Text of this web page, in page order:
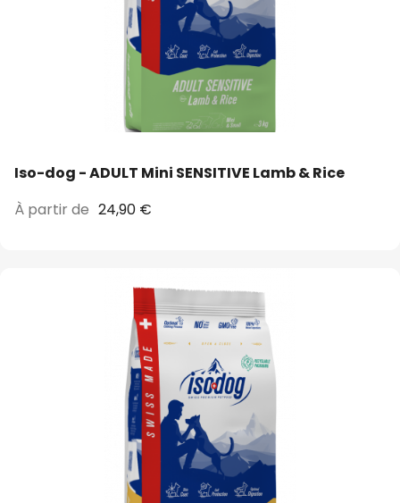
Iso-dog - ADULT Mini SENSITIVE Lamb & Rice
À partir de 24,90 €